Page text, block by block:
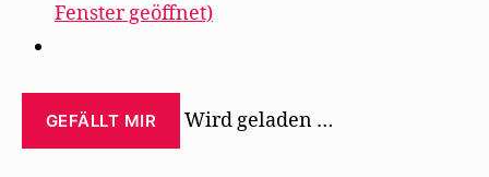
Fenster geöffnet)
GEFÄLLT MIR Wird geladen …